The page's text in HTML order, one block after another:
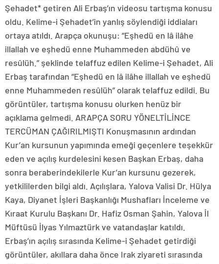
Şehadet* getiren Ali Erbaş’ın videosu tartışma konusu
oldu. Kelime-i Şehadet’in yanlış söylendiği iddiaları
ortaya atıldı. Arapça okunuşu: “Eşhedü en lâ ilâhe
illallah ve eşhedü enne Muhammeden abdühû ve
resûlüh.” şeklinde telaffuz edilen Kelime-i Şehadet, Ali
Erbaş tarafından “Eşhedü en lâ ilâhe illallah ve eşhedü
enne Muhammeden resûlüh” olarak telaffuz edildi. Bu
görüntüler, tartışma konusu olurken henüz bir
açıklama gelmedi. ARAPÇA SORU YÖNELTİLİNCE
TERCÜMAN ÇAĞIRILMIŞTI Konuşmasının ardından
Kur’an kursunun yapımında emeği geçenlere teşekkür
eden ve açılış kurdelesini kesen Başkan Erbaş, daha
sonra beraberindekilerle Kur’an kursunu gezerek,
yetkililerden bilgi aldı. Açılışlara, Yalova Valisi Dr. Hülya
Kaya, Diyanet İşleri Başkanlığı Mushafları İnceleme ve
Kıraat Kurulu Başkanı Dr. Hafiz Osman Şahin, Yalova İl
Müftüsü İlyas Yılmaztürk ve vatandaşlar katıldı.
Erbaş’ın açılış sırasında Kelime-i Şehadet getirdiği
görüntüler, akıllara daha önce Irak ziyareti sırasında